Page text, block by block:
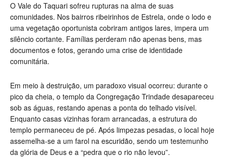
O Vale do Taquari sofreu rupturas na alma de suas
comunidades. Nos bairros ribeirinhos de Estrela, onde o lodo e
uma vegetação oportunista cobriram antigos lares, impera um
silêncio cortante. Famílias perderam não apenas bens, mas
documentos e fotos, gerando uma crise de identidade
comunitária.
Em meio à destruição, um paradoxo visual ocorreu: durante o
pico da cheia, o templo da Congregação Trindade desapareceu
sob as águas, restando apenas a ponta do telhado visível.
Enquanto casas vizinhas foram arrancadas, a estrutura do
templo permaneceu de pé. Após limpezas pesadas, o local hoje
assemelha-se a um farol na escuridão, sendo um testemunho
da glória de Deus e a “pedra que o rio não levou”.